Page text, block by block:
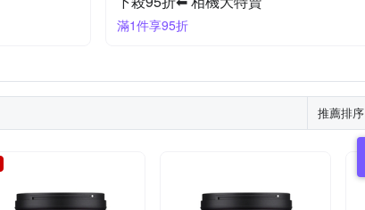
滿1件享95折
推薦排序